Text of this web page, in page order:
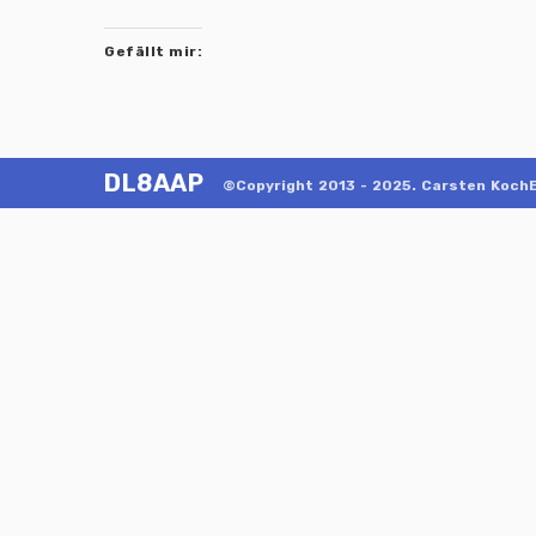
Gefällt mir:
DL8AAP ©Copyright 2013 - 2025. Carsten